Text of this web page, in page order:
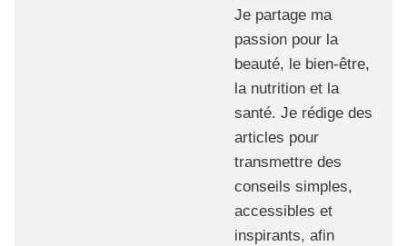
Je partage ma
passion pour la
beauté, le bien-être,
la nutrition et la
santé. Je rédige des
articles pour
transmettre des
conseils simples,
accessibles et
inspirants, afin